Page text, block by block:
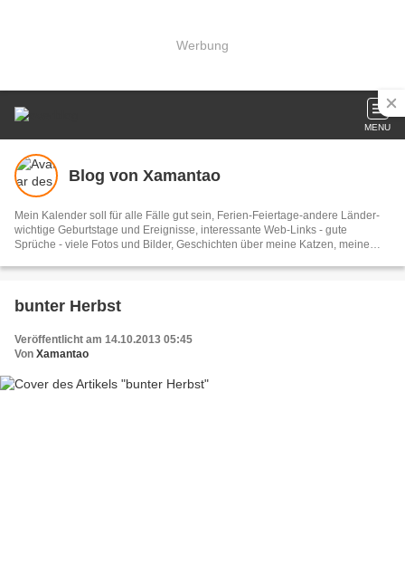
Werbung
MENU
Blog von Xamantao
Mein Kalender soll für alle Fälle gut sein, Ferien-Feiertage-andere Länder-
wichtige Geburtstage und Ereignisse, interessante Web-Links - gute
Sprüche - viele Fotos und Bilder, Geschichten über meine Katzen, meine
bunter Herbst
Veröffentlicht am 14.10.2013 05:45
Von Xamantao